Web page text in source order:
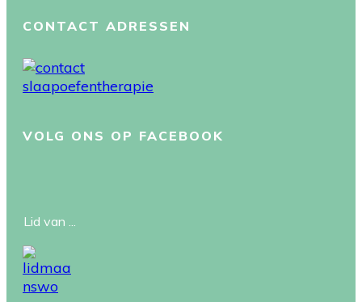
CONTACT ADRESSEN
VOLG ONS OP FACEBOOK
Lid van ...